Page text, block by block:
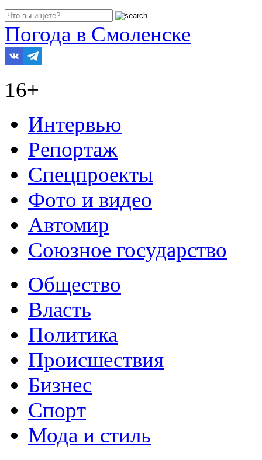
Погода в Смоленске
16+
Интервью
Репортаж
Спецпроекты
Фото и видео
Автомир
Союзное государство
Общество
Власть
Политика
Происшествия
Бизнес
Спорт
Мода и стиль